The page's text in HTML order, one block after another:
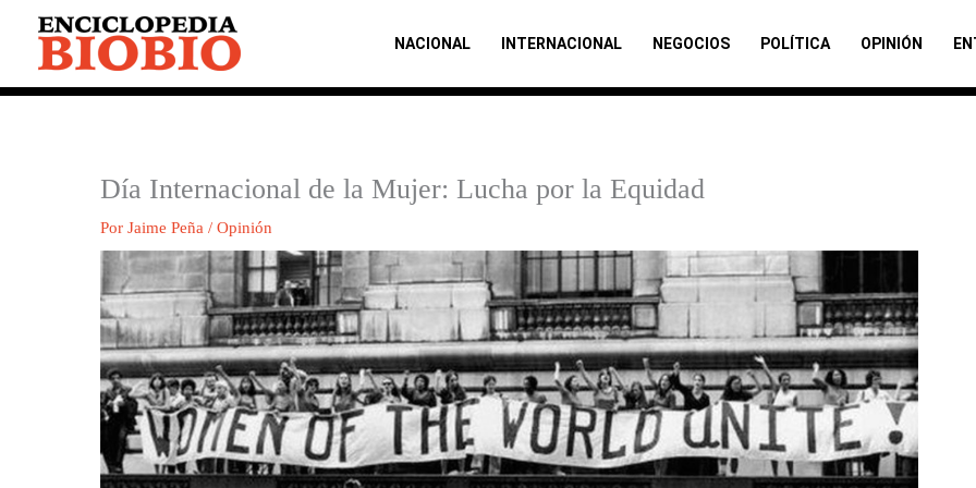
contenido
NACIONAL INTERNACIONAL NEGOCIOS POLÍTICA OPINIÓN
Día Internacional de la Mujer: Lucha por la Equidad
Por Jaime Peña / Opinión